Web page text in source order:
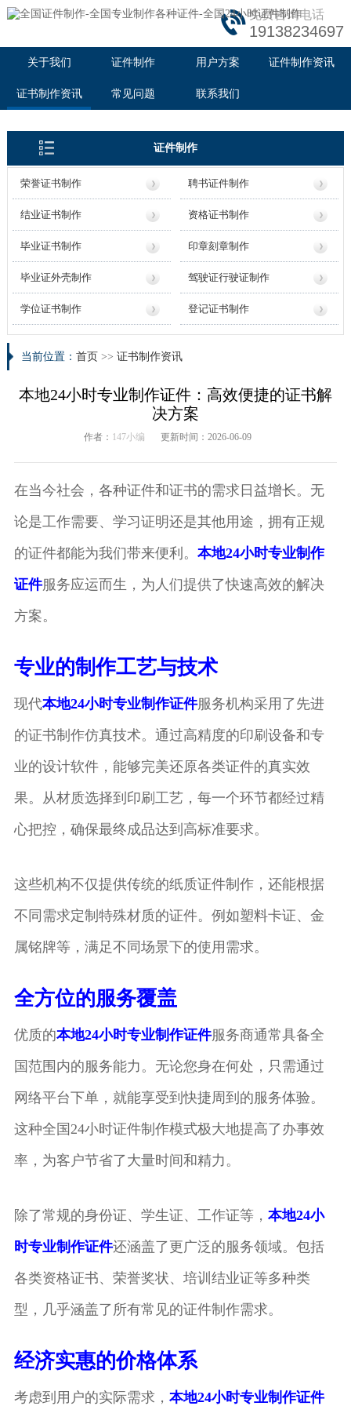
免费咨询电话
19138234697
关于我们 证件制作 用户方案 证件制作资讯
证书制作资讯 常见问题 联系我们
证件制作
荣誉证书制作 聘书证件制作
结业证书制作 资格证书制作
毕业证书制作 印章刻章制作
毕业证外壳制作 驾驶证行驶证制作
学位证书制作 登记证书制作
当前位置： 首页 >> 证书制作资讯
本地24小时专业制作证件：高效便捷的证书解
决方案
作者： 147小编 更新时间：2026-06-09
在当今社会，各种证件和证书的需求日益增长。无
论是工作需要、学习证明还是其他用途，拥有正规
的证件都能为我们带来便利。 本地24小时专业制作
证件服务应运而生，为人们提供了快速高效的解决
方案。
专业的制作工艺与技术
现代本地24小时专业制作证件服务机构采用了先进
的证书制作仿真技术。通过高精度的印刷设备和专
业的设计软件，能够完美还原各类证件的真实效
果。从材质选择到印刷工艺，每一个环节都经过精
心把控，确保最终成品达到高标准要求。
这些机构不仅提供传统的纸质证件制作，还能根据
不同需求定制特殊材质的证件。例如塑料卡证、金
属铭牌等，满足不同场景下的使用需求。
全方位的服务覆盖
优质的本地24小时专业制作证件服务商通常具备全
国范围内的服务能力。无论您身在何处，只需通过
网络平台下单，就能享受到快捷周到的服务体验。
这种全国24小时证件制作模式极大地提高了办事效
率，为客户节省了大量时间和精力。
除了常规的身份证、学生证、工作证等， 本地24小
时专业制作证件还涵盖了更广泛的服务领域。包括
各类资格证书、荣誉奖状、培训结业证等多种类
型，几乎涵盖了所有常见的证件制作需求。
经济实惠的价格体系
考虑到用户的实际需求， 本地24小时专业制作证件